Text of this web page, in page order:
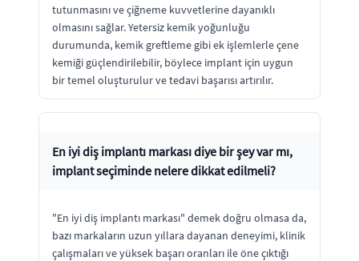
tutunmasını ve çiğneme kuvvetlerine dayanıklı
olmasını sağlar. Yetersiz kemik yoğunluğu
durumunda, kemik greftleme gibi ek işlemlerle çene
kemiği güçlendirilebilir, böylece implant için uygun
bir temel oluşturulur ve tedavi başarısı artırılır.
En iyi diş implantı markası diye bir şey var mı,
implant seçiminde nelere dikkat edilmeli?
"En iyi diş implantı markası" demek doğru olmasa da,
bazı markaların uzun yıllara dayanan deneyimi, klinik
çalışmaları ve yüksek başarı oranları ile öne çıktığı